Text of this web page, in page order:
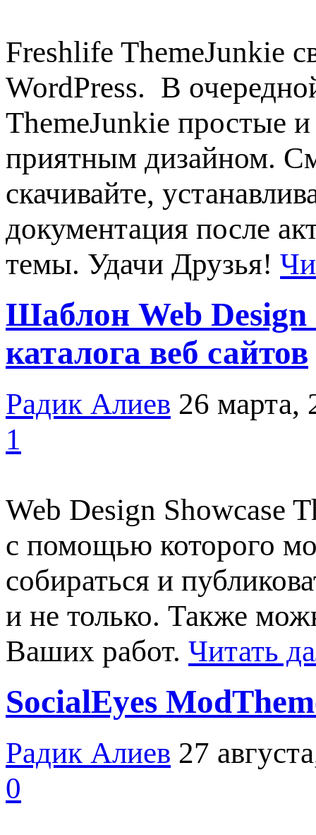
Freshlife ThemeJunkie
WordPress. В
ThemeJunkie простые
приятным дизайном.
скачивайте,
документация после
темы. Удачи Друзья!
Шаблон Web Design
каталога веб сайтов
Радик Алиев 26 марта,
1
Web Design Showcase
с помощью которого
собираться и
и не только. Также
Ваших работ. Читать
SocialEyes
Радик Алиев 27
0